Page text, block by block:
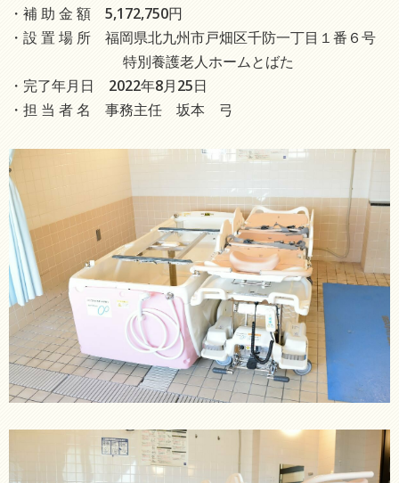
・補 助 金 額 5,172,750円
・設 置 場 所 福岡県北九州市戸畑区千防一丁目１番６号
特別養護老人ホームとばた
・完了年月日 2022年8月25日
・担 当 者 名 事務主任 坂本 弓